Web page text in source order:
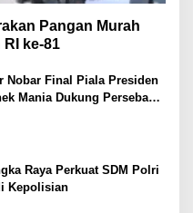
Pangan Murah
ke-81
Nobar Final Piala Presiden
Mania Dukung Persebaya
Raya Perkuat SDM Polri
Kepolisian